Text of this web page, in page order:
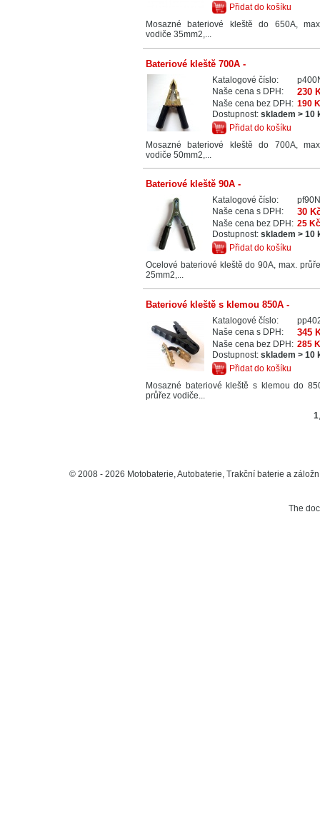
Přidat do košíku
Mosazné bateriové kleště do 650A,
vodiče 35mm2,...
Bateriové kleště 700A -
Katalogové číslo:
Naše cena s DPH:
230
Naše cena bez DPH: 190
Dostupnost:skladem > 10
Přidat do košíku
Mosazné bateriové kleště do 700A,
vodiče 50mm2,...
Bateriové kleště 90A -
Katalogové číslo:
Naše cena s DPH:
30
Naše cena bez DPH: 25
Dostupnost:skladem > 10
Přidat do košíku
Ocelové bateriové kleště do 90A, max.
25mm2,...
Bateriové kleště s klemou 850A -
Katalogové číslo:
Naše cena s DPH:
345
Naše cena bez DPH: 285
Dostupnost:skladem > 10
Přidat do košíku
Mosazné bateriové kleště s klemou do
průřez vodiče...
1
© 2008 - 2026 Motobaterie, Autobaterie, Trakční baterie a
The